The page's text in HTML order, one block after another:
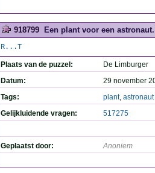
918799 Een plant voor een astronaut.
R...T
Plaats van de puzzel:
De Limburger
Datum:
29 november
Tags:
plant, astronaut
Gelijkluidende vragen:
517275
Geplaatst door: Anoniem